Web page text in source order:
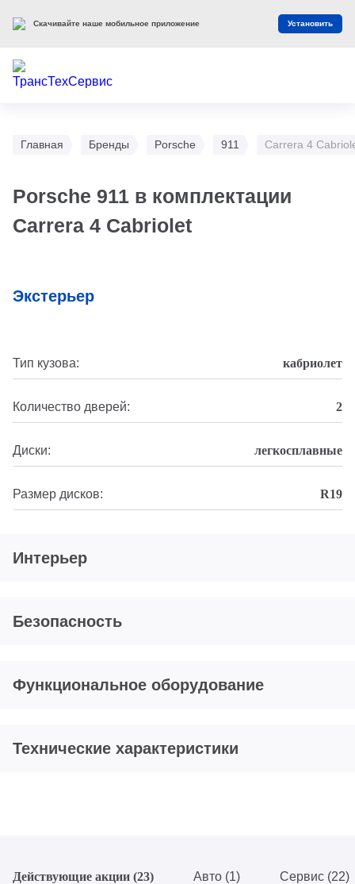
Главная Бренды Porsche 911 Carrera 4
Porsche 911 в комплектации
Carrera 4 Cabriolet
Экстерьер
Тип кузова: кабриолет
Количество дверей: 2
Диски: легкосплавные
Размер дисков: R19
Интерьер
Безопасность
Функциональное оборудование
Технические характеристики
Действующие акции (23) Авто (1) Сервис (22)
Скачивайте наше мобильное приложение Установить